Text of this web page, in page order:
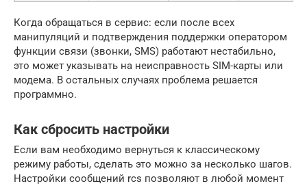
Когда обращаться в сервис: если после всех
манипуляций и подтверждения поддержки оператором
функции связи (звонки, SMS) работают нестабильно,
это может указывать на неисправность SIM-карты или
модема. В остальных случаях проблема решается
программно.
Как сбросить настройки
Если вам необходимо вернуться к классическому
режиму работы, сделать это можно за несколько шагов.
Настройки сообщений rcs позволяют в любой момент